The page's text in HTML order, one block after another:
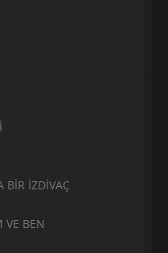
BİR İZDİVAÇ
VE BEN